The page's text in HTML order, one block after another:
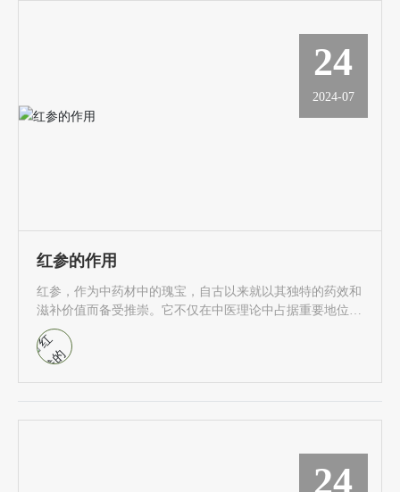
红参的作用
红参，作为中药材中的瑰宝，自古以来就以其独特的药效和
滋补价值而备受推崇。它不仅在中医理论中占据重要地位，
更在现代医学研究中展现出其独特的功效。本文将详细探讨
红参的作用，以及它在人们日常生活中的应用。
24
2024-07
24